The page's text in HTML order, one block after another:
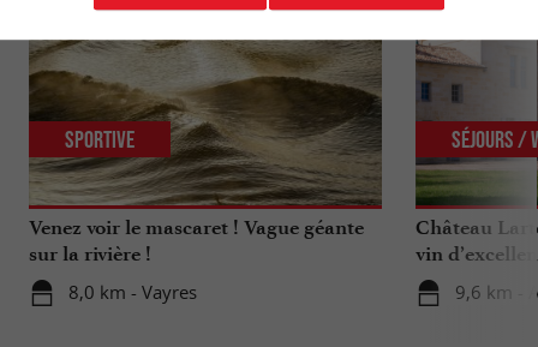
Venez voir le mascaret ! Vague géante
sur la rivière !
8,0 km - Vayres
Sportive
Château
vin
9,6 km -
Séjours /